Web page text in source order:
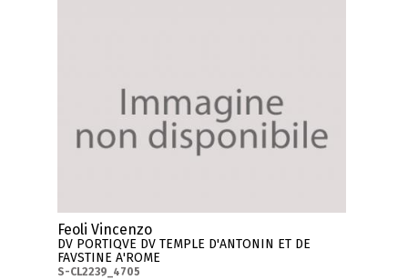
Feoli Vincenzo
DV PORTIQVE DV TEMPLE D'ANTONIN ET DE
FAVSTINE A'ROME
S-CL2239_4705